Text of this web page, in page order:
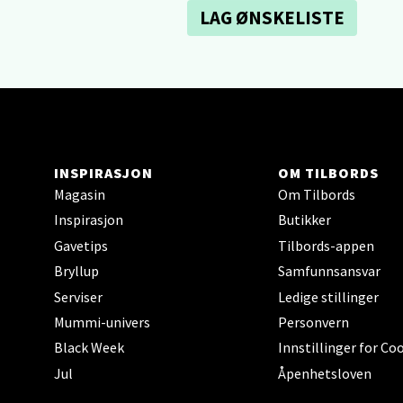
LAG ØNSKELISTE
INSPIRASJON
Magasin
Inspirasjon
Gavetips
Bryllup
Serviser
Mummi-univers
Black Week
Jul
OM TILBORDS
Om Tilbords
Butikker
Tilbords-appen
Samfunnsansvar
Ledige stillinger
Personvern
Innstillinger for
Åpenhetsloven
Ski
Ski